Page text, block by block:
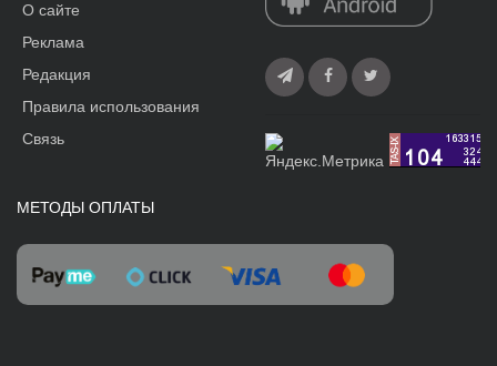
О сайте
Реклама
Редакция
Правила использования
Связь
МЕТОДЫ ОПЛАТЫ